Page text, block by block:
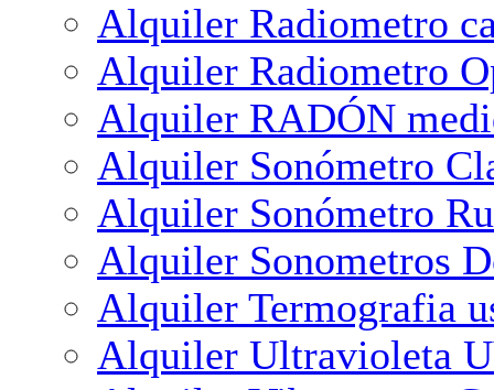
Alquiler Radiometro
Alquiler Radiometro
Alquiler RADÓN
Alquiler Sonómetro
Alquiler Sonómetro
Alquiler Sonometros
Alquiler Termografia
Alquiler Ultravioleta